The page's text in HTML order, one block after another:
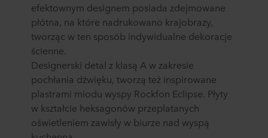
efektownym designem posiada zdejmowane
płótna, na które nadrukowano krajobrazy,
tworząc w ten sposób indywidualne dekoracje
ścienne.
Designerski detal z klasą A w zakresie
pochłania dźwięku, tworzą też inspirowane
plastrami miodu wyspy Rockfon Eclipse. Płyty
w kształcie heksagonów przeplatanych
oświetleniem zawisły w biurze nad wyspą